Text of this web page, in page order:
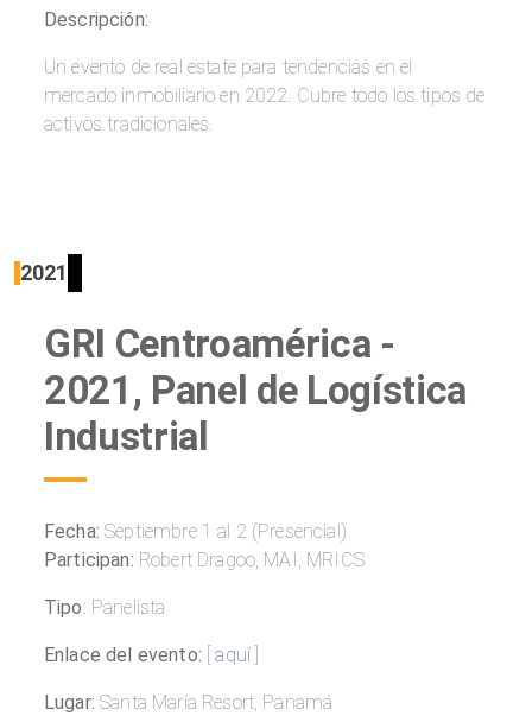
Descripción:
Un evento de real estate para tendencias en el
mercado inmobiliario en 2022. Cubre todo los tipos de
activos tradicionales.
2021
GRI Centroamérica -
2021, Panel de Logística
Industrial
Fecha: Septiembre 1 al 2 (Presencial)
Participan: Robert Dragoo, MAI, MRICS
Tipo: Panelista
Enlace del evento: [aquí
Lugar: Santa María Resort, Panamá